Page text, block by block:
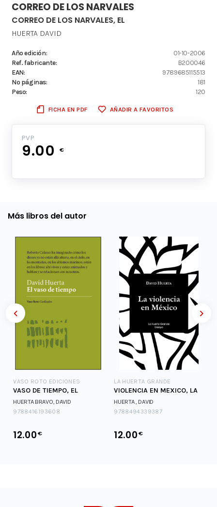
CORREO DE LOS NARVALES
CORREO DE LOS NARVALES, EL
HUERTA DAVID
Año edición:
01-10-2006
Ref. fabricante:
B200046
EAN:
9789685115513
Nº páginas:
181
Peso:
120
FICHA EN PDF AÑADIR A FAVORITOS
PVP
9.00 €
Más libros del autor
VASO ROTO EDICIONES
VASO DE TIEMPO, EL
HUERTA BRAVO, DAVID
9788416193608
12.00€
LA HUERTA GRANDE
VIOLENCIA EN MEXICO, LA
HUERTA , DAVID
9788494339387
12.00€